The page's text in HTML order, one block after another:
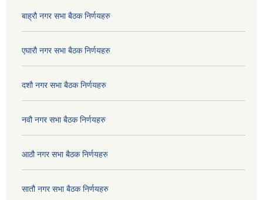
बाह्रौ नगर सभा बैठक निर्णयहरु
एघारौ नगर सभा बैठक निर्णयहरु
दशौ नगर सभा बैठक निर्णयहरु
नवौ नगर सभा बैठक निर्णयहरु
आठौ नगर सभा बैठक निर्णयहरु
सातौ नगर सभा बैठक निर्णयहरु